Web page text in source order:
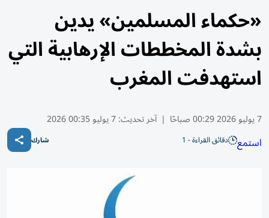
«حكماء المسلمين» يدين
بشدة المخططات الإرهابية التي
استهدفت المغرب
7 يوليو 2026 00:29 صباحًا | آخر تحديث:7 يوليو 00:35 2026
استمع دقائق القراءة - 1 شارك